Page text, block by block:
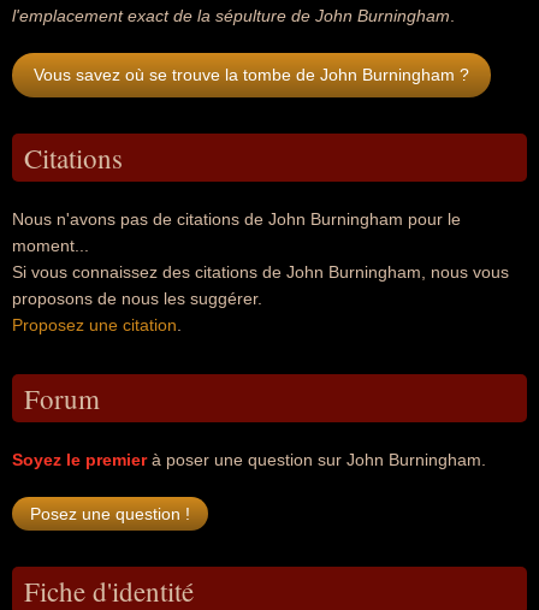
l'emplacement exact de la sépulture de John Burningham
Vous savez où se trouve la tombe de John Burningham ?
Citations
Nous n'avons pas de citations de John Burningham pour le
moment...
Si vous connaissez des citations de John Burningham, nous vous
proposons de nous les suggérer.
Proposez une citation
Forum
Soyez le premierà poser une question sur John Burningham.
Fiche d'identité